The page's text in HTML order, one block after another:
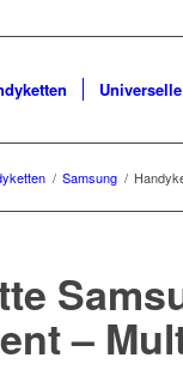
/ Samsung /
–